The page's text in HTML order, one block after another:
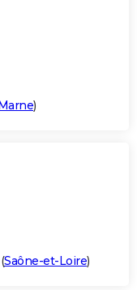
)
Saône-et-Loire)